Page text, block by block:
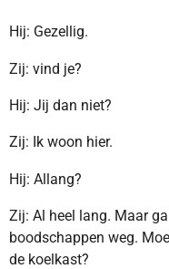
Hij: Gezellig.
Zij: vind je?
Hij: Jij dan niet?
Zij: Ik woon hier.
Hij: Allang?
Zij: Al heel lang. Maar
boodschappen weg.
de koelkast?